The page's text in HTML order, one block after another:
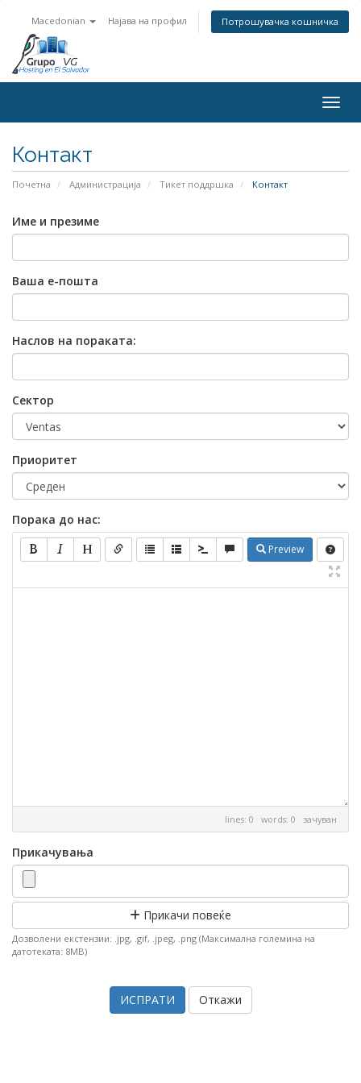
Macedonian Најава на профил Потрошувачка кошничка
Контакт
Почетна Администрација Тикет поддршка Контакт
Име и презиме
Ваша е-пошта
Наслов на пораката:
Сектор
Приоритет
Порака до нас:
Preview
lines: 0 words: 0 зачуван
Прикачувања
Прикачи повеќе
Дозволени екстензии: .jpg, .gif, .jpeg, .png (Максимална големина на
датотеката: 8MB)
Откажи